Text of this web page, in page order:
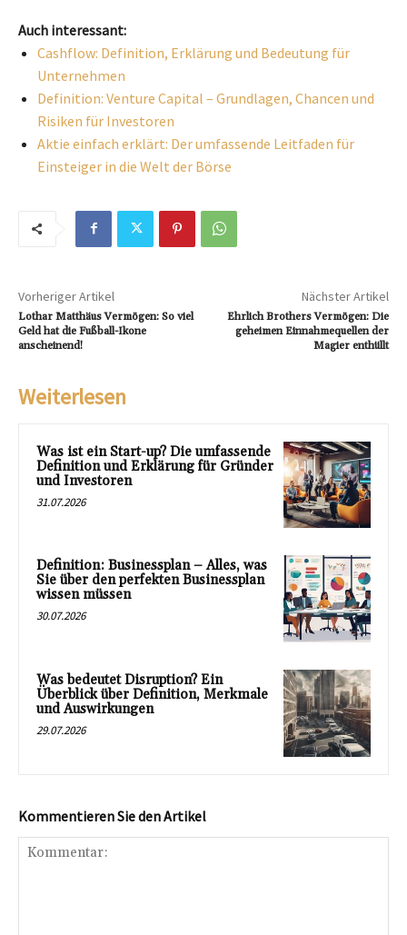
Auch interessant:
Cashflow: Definition, Erklärung und Bedeutung für
Unternehmen
Definition: Venture Capital – Grundlagen, Chancen und
Risiken für Investoren
Aktie einfach erklärt: Der umfassende Leitfaden für
Einsteiger in die Welt der Börse
Vorheriger Artikel
Lothar Matthäus Vermögen: So viel
Geld hat die Fußball-Ikone
anscheinend!
Nächster Artikel
Ehrlich Brothers Vermögen: Die
geheimen Einnahmequellen der
Magier enthüllt
Weiterlesen
Was ist ein Start-up? Die umfassende
Definition und Erklärung für Gründer
und Investoren
31.07.2026
Definition: Businessplan – Alles, was
Sie über den perfekten Businessplan
wissen müssen
30.07.2026
Was bedeutet Disruption? Ein
Überblick über Definition, Merkmale
und Auswirkungen
29.07.2026
Kommentieren Sie den Artikel